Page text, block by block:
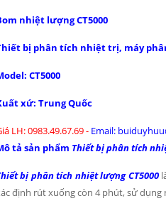
nhiệt lượng CT5000
bị phân tích nhiệt trị, máy
CT5000
xứ: Trung Quốc
LH: 0983.49.67.69 - Email:
tả sản phẩm Thiết bị phân tích
bị phân tích nhiệt lượng CT5000
định rút xuống còn 4 phút, sử